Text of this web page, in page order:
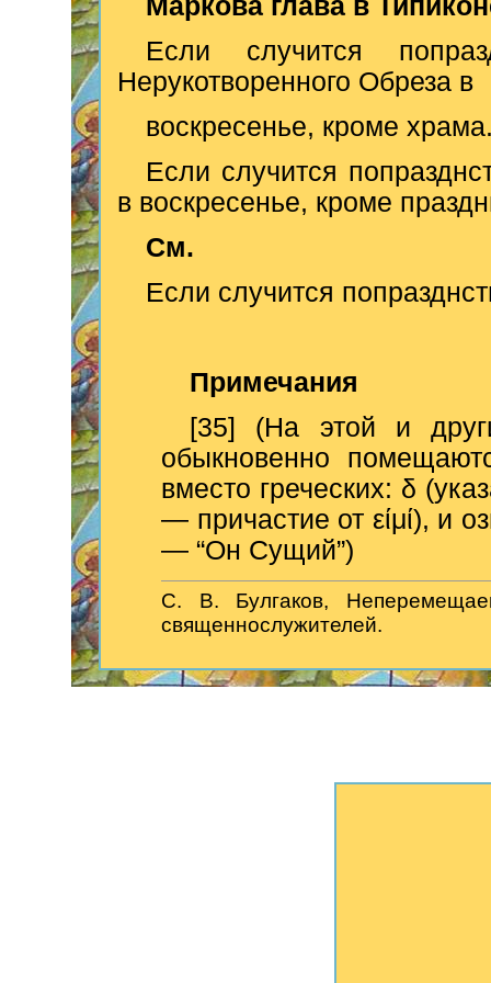
Маркова глава в
Если случится
Нерукотворенного Обреза в
воскресенье, кроме
Если случится
в воскресенье, кроме
См.
Если случится
Примечания
[35] (На этой и
обыкновенно
вместо греческих: δ
— причастие от είμί), и
— “Он Сущий”)
С. В. Булгаков,
священнослужителей.